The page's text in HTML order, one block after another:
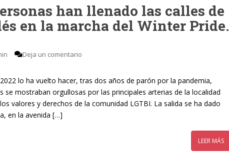
han llenado las calles de
en la marcha del Winter Pride.
Deja un comentario
lo ha vuelto hacer, tras dos años de parón por la pandemia,
se mostraban orgullosas por las principales arterias de la localidad
valores y derechos de la comunidad LGTBI. La salida se ha dado
en la avenida […]
LEER MÁS